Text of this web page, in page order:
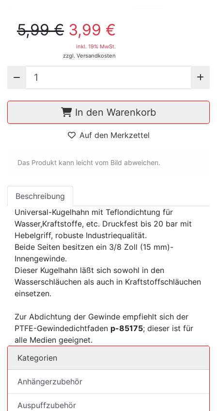
5,99 € 3,99 €
inkl. 19% MwSt.
zzgl. Versandkosten
In den Warenkorb
Auf den Merkzettel
Das Produkt kann leicht vom Bild abweichen.
Beschreibung
Universal-Kugelhahn mit Teflondichtung für
Wasser,Kraftstoffe, etc. Druckfest bis 20 bar mit
Hebelgriff, robuste Industriequalität.
Beide Seiten besitzen ein 3/8 Zoll (15 mm)-
Innengewinde.
Dieser Kugelhahn läßt sich sowohl in den
Wasserschläuchen als auch in Kraftstoffschläuchen
einsetzen.
Zur Abdichtung der Gewinde empfiehlt sich der
PTFE-Gewindedichtfaden p-85175; dieser ist für
alle Medien geeignet.
Kategorien
Anhängerzubehör
Auspuffzubehör